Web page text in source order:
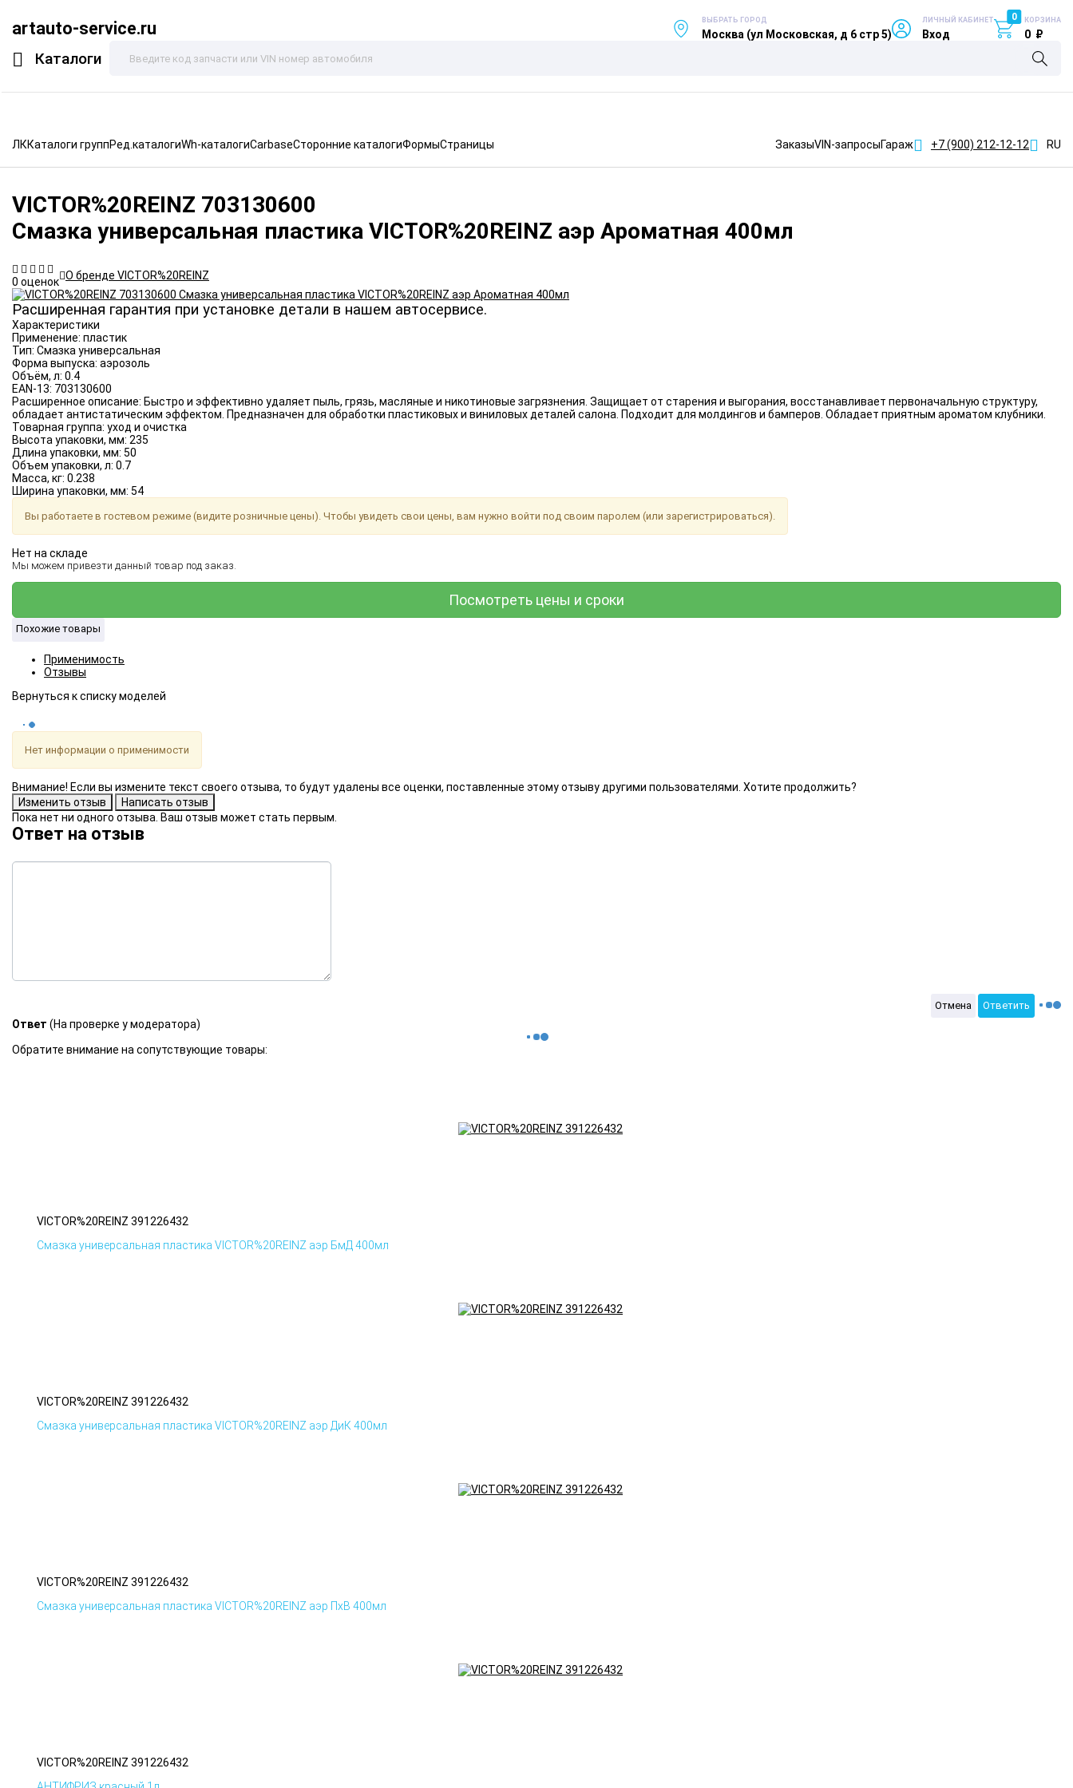
artauto-service.ru
Каталоги
ВЫБРАТЬ ГОРОД
Москва (ул Московская, д 6 стр 5)
ЛИЧНЫЙ КАБИНЕТ
Вход
0 КОРЗИНА
0 ₽
ЛККаталоги группРед.каталогиWh-каталогиCarbaseСторонние каталогиФормыСтраницы ЗаказыVIN-запросыГараж +7 (900) 212-12-12 RU
VICTOR%20REINZ 703130600
Смазка универсальная пластика VICTOR%20REINZ аэр Ароматная 400мл
0 оценок О бренде VICTOR%20REINZ
Расширенная гарантия при установке детали в нашем автосервисе.
Характеристики
Применение: пластик
Тип: Смазка универсальная
Форма выпуска: аэрозоль
Объём, л: 0.4
EAN-13: 703130600
Расширенное описание: Быстро и эффективно удаляет пыль, грязь, масляные и никотиновые загрязнения. Защищает от старения и выгорания, восстанавливает первоначальную структуру,
обладает антистатическим эффектом. Предназначен для обработки пластиковых и виниловых деталей салона. Подходит для молдингов и бамперов. Обладает приятным ароматом клубники.
Товарная группа: уход и очистка
Высота упаковки, мм: 235
Длина упаковки, мм: 50
Объем упаковки, л: 0.7
Масса, кг: 0.238
Ширина упаковки, мм: 54
Вы работаете в гостевом режиме (видите розничные цены). Чтобы увидеть свои цены, вам нужно войти под своим паролем (или зарегистрироваться).
Нет на складе
Мы можем привезти данный товар под заказ.
Посмотреть цены и сроки
Похожие товары
Применимость
Отзывы
Нет информации о применимости
Внимание! Если вы измените текст своего отзыва, то будут удалены все оценки, поставленные этому отзыву другими пользователями. Хотите продолжить?
Пока нет ни одного отзыва. Ваш отзыв может стать первым.
Ответ на отзыв
Ответ (На проверке у модератора)
Обратите внимание на сопутствующие товары:
VICTOR%20REINZ 391226432
Смазка универсальная пластика VICTOR%20REINZ аэр БмД 400мл
VICTOR%20REINZ 391226432
Смазка универсальная пластика VICTOR%20REINZ аэр ДиК 400мл
VICTOR%20REINZ 391226432
Смазка универсальная пластика VICTOR%20REINZ аэр ПхВ 400мл
VICTOR%20REINZ 391226432